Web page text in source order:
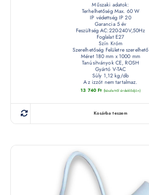
Műszaki adatok:
Terhelhetőség Max. 60 W
IP védettség IP 20
Garancia 5 év
Feszültség AC:220-240V,50Hz
Foglalat E27
Szín Króm
Szerelhetőség Felületre szerelhető
Méret 180 mm x 1000 mm
Tanúsítványok CE, ROSH
Gyártó V-TAC
Súly 1,12 kg/db
Az izzót nem tartalmaz.
13 740Ft (készletről érdeklődjön)
Kosárba teszem